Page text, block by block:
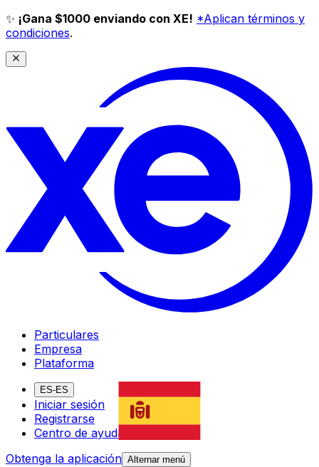
✨ ¡Gana $1000 enviando con XE! *Aplican términos y
condiciones.
Particulares
Empresa
Plataforma
ES-ES
Iniciar sesión
Registrarse
Centro de ayuda
Obtenga la aplicación Alternar menú